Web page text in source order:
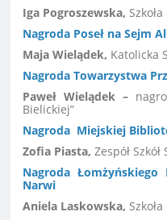
Iga Pogroszewska,
Nagroda Poseł na Sejm
Maja Wielądek, Katolicka
Nagroda Towarzystwa
Paweł Wielądek –
Bielickiej”
Nagroda Miejskiej
Zofia Piasta,Zespół
Nagroda
Narwi
Aniela Laskowska,